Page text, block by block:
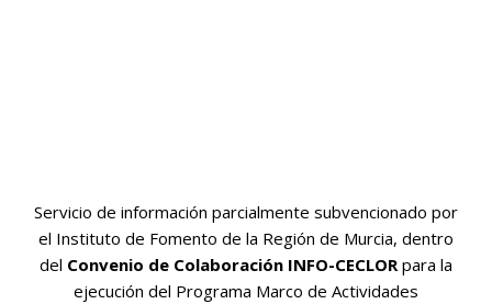
Servicio de información parcialmente subvencionado por
el Instituto de Fomento de la Región de Murcia, dentro
del Convenio de Colaboración INFO-CECLOR para la
ejecución del Programa Marco de Actividades